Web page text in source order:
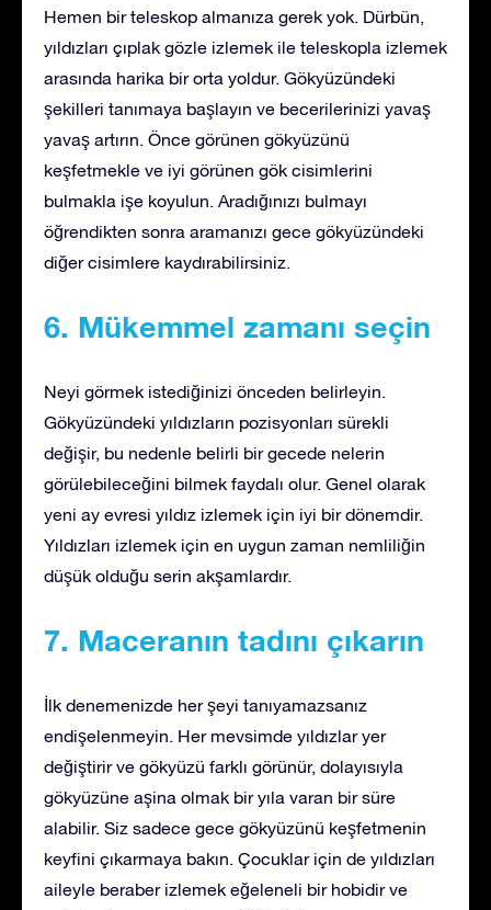
Hemen bir teleskop almanıza gerek yok. Dürbün,
yıldızları çıplak gözle izlemek ile teleskopla izlemek
arasında harika bir orta yoldur. Gökyüzündeki
şekilleri tanımaya başlayın ve becerilerinizi yavaş
yavaş artırın. Önce görünen gökyüzünü
keşfetmekle ve iyi görünen gök cisimlerini
bulmakla işe koyulun. Aradığınızı bulmayı
öğrendikten sonra aramanızı gece gökyüzündeki
diğer cisimlere kaydırabilirsiniz.
6. Mükemmel zamanı seçin
Neyi görmek istediğinizi önceden belirleyin.
Gökyüzündeki yıldızların pozisyonları sürekli
değişir, bu nedenle belirli bir gecede nelerin
görülebileceğini bilmek faydalı olur. Genel olarak
yeni ay evresi yıldız izlemek için iyi bir dönemdir.
Yıldızları izlemek için en uygun zaman nemliliğin
düşük olduğu serin akşamlardır.
7. Maceranın tadını çıkarın
İlk denemenizde her şeyi tanıyamazsanız
endişelenmeyin. Her mevsimde yıldızlar yer
değiştirir ve gökyüzü farklı görünür, dolayısıyla
gökyüzüne aşina olmak bir yıla varan bir süre
alabilir. Siz sadece gece gökyüzünü keşfetmenin
keyfini çıkarmaya bakın. Çocuklar için de yıldızları
aileyle beraber izlemek eğeleneli bir hobidir ve